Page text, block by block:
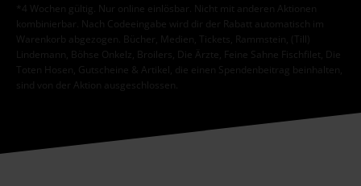
*4 Wochen gültig. Nur online einlösbar. Nicht mit anderen Aktionen
kombinierbar. Nach Codeeingabe wird dir der Rabatt automatisch im
Warenkorb abgezogen. Bücher, Medien, Tickets, Rammstein, (Till)
Lindemann, Böhse Onkelz, Broilers, Die Ärzte, Feine Sahne Fischfilet, Die
Toten Hosen, Gutscheine & Artikel, die einen Spendenbeitrag beinhalten,
sind von der Aktion ausgeschlossen.